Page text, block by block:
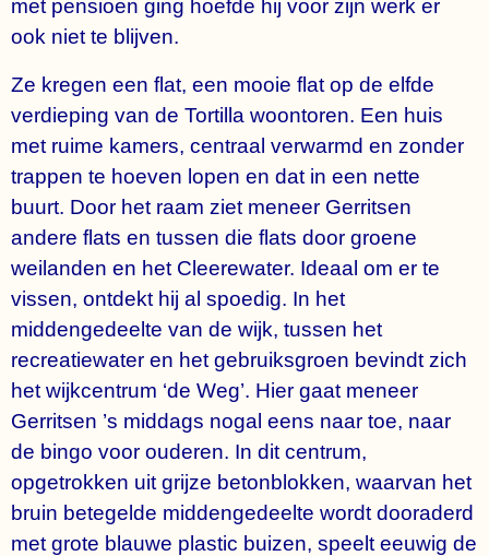
met pensioen ging hoefde hij voor zijn werk er
ook niet te blijven.
Ze kregen een flat, een mooie flat op de elfde
verdieping van de Tortilla woontoren. Een huis
met ruime kamers, centraal verwarmd en zonder
trappen te hoeven lopen en dat in een nette
buurt. Door het raam ziet meneer Gerritsen
andere flats en tussen die flats door groene
weilanden en het Cleerewater. Ideaal om er te
vissen, ontdekt hij al spoedig. In het
middengedeelte van de wijk, tussen het
recreatiewater en het gebruiksgroen bevindt zich
het wijkcentrum ‘de Weg’. Hier gaat meneer
Gerritsen ’s middags nogal eens naar toe, naar
de bingo voor ouderen. In dit centrum,
opgetrokken uit grijze betonblokken, waarvan het
bruin betegelde middengedeelte wordt dooraderd
met grote blauwe plastic buizen, speelt eeuwig de